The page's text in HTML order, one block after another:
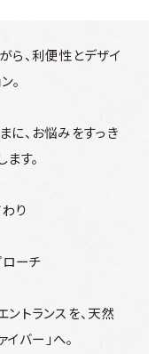
、利便性とデザイ
。
、お悩みをすっき
す。
り
ーチ
トランスを、天然
バー」へ。